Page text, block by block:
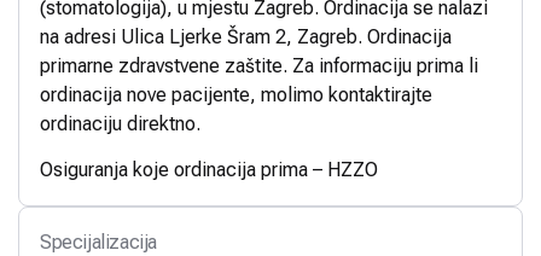
(stomatologija), u mjestu Zagreb. Ordinacija se nalazi
na adresi Ulica Ljerke Šram 2, Zagreb. Ordinacija
primarne zdravstvene zaštite. Za informaciju prima li
ordinacija nove pacijente, molimo kontaktirajte
ordinaciju direktno.
Osiguranja koje ordinacija prima – HZZO
Specijalizacija